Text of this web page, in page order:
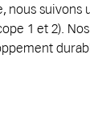
nous
1 et 2).